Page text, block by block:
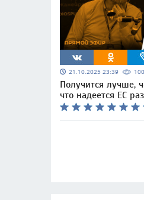
21.10.2025 23:39
Получится лучше,
что надеется ЕС